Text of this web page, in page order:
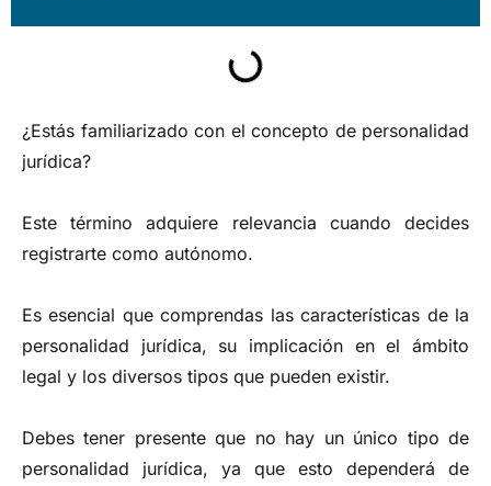
¿Estás familiarizado con el concepto de personalidad
jurídica?
Este término adquiere relevancia cuando decides
registrarte como autónomo.
Es esencial que comprendas las características de la
personalidad jurídica, su implicación en el ámbito
legal y los diversos tipos que pueden existir.
Debes tener presente que no hay un único tipo de
personalidad jurídica, ya que esto dependerá de